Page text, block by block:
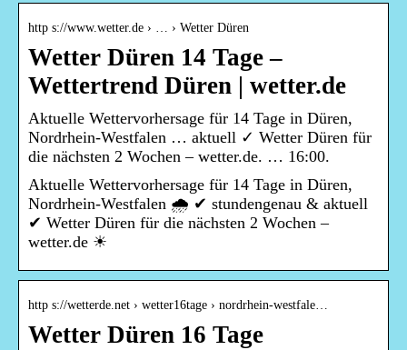
http s://www.wetter.de › … › Wetter Düren
Wetter Düren 14 Tage –
Wettertrend Düren | wetter.de
Aktuelle Wettervorhersage für 14 Tage in Düren,
Nordrhein-Westfalen … aktuell ✓ Wetter Düren für
die nächsten 2 Wochen – wetter.de. … 16:00.
Aktuelle Wettervorhersage für 14 Tage in Düren,
Nordrhein-Westfalen 🌧️ ✔ stundengenau & aktuell
✔ Wetter Düren für die nächsten 2 Wochen –
wetter.de ☀
http s://wetterde.net › wetter16tage › nordrhein-westfale…
Wetter Düren 16 Tage